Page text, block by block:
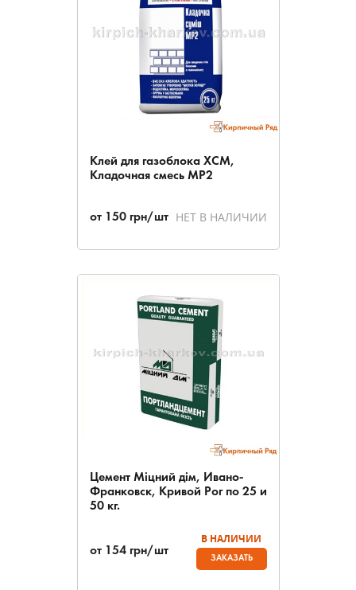
Клей для газоблока ХСМ,
Кладочная смесь МР2
от 150 грн/шт НЕТ В НАЛИЧИИ
Цемент Міцний дім, Ивано-
Франковск, Кривой Рог по 25 и
50 кг.
от 154 грн/шт
В НАЛИЧИИ
ЗАКАЗАТЬ